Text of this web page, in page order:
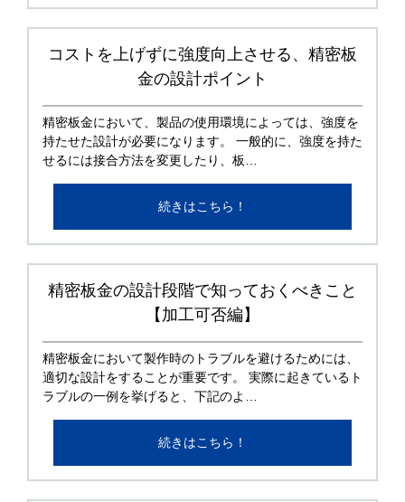
コストを上げずに強度向上させる、精密板
金の設計ポイント
精密板金において、製品の使用環境によっては、強度を
持たせた設計が必要になります。 一般的に、強度を持た
せるには接合方法を変更したり、板…
続きはこちら！
精密板金の設計段階で知っておくべきこと
【加工可否編】
精密板金において製作時のトラブルを避けるためには、
適切な設計をすることが重要です。 実際に起きているト
ラブルの一例を挙げると、下記のよ…
続きはこちら！